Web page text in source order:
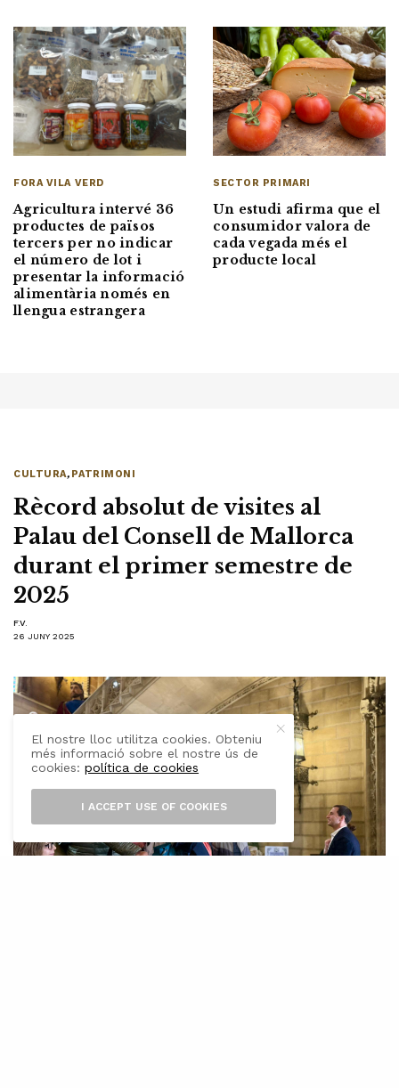
FORA VILA VERD
Agricultura intervé 36
productes de països
tercers per no indicar
el número de lot i
presentar la informació
alimentària només en
llengua estrangera
SECTOR PRIMARI
Un estudi afirma que el
consumidor valora de
cada vegada més el
producte local
CULTURA, PATRIMONI
Rècord absolut de visites al
Palau del Consell de Mallorca
durant el primer semestre de
2025
F.V.
26 JUNY 2025
El nostre lloc utilitza cookies. Obteniu
més informació sobre el nostre ús de
cookies:política de cookies
I ACCEPT USE OF COOKIES